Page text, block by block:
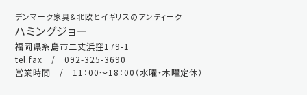
デンマーク家具＆北欧とイギリスのアンティーク
ハミングジョー
福岡県糸島市二丈浜窪179-1
tel.fax / 092-325-3690
営業時間 / 11：00～18：00（水曜・木曜定休）